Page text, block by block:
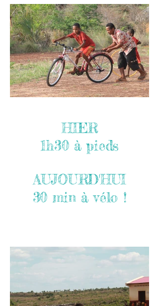
HIER
1h30 à pieds
AUJOURD'HUI
30 min à vélo !